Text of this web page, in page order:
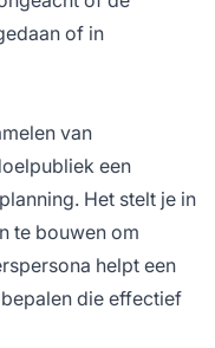
of in
van
een
Het stelt je in
te bouwen om
helpt een
die effectief